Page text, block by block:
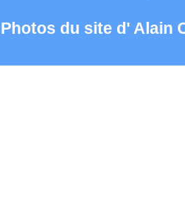
Photos du site d' Alain
Accueil du public: